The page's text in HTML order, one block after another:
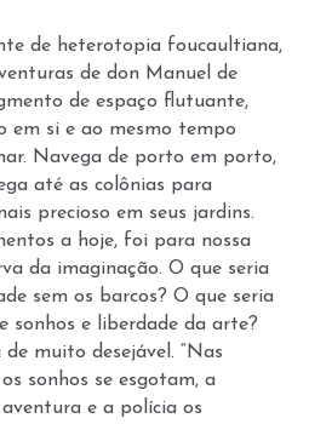
de heterotopia foucaultiana,
de don Manuel de
de espaço flutuante,
em si e ao mesmo tempo
Navega de porto em porto,
até as colônias para
precioso em seus jardins.
a hoje, foi para nossa
da imaginação. O que seria
sem os barcos? O que seria
sonhos e liberdade da arte?
muito desejável. “Nas
sonhos se esgotam, a
e a polícia os